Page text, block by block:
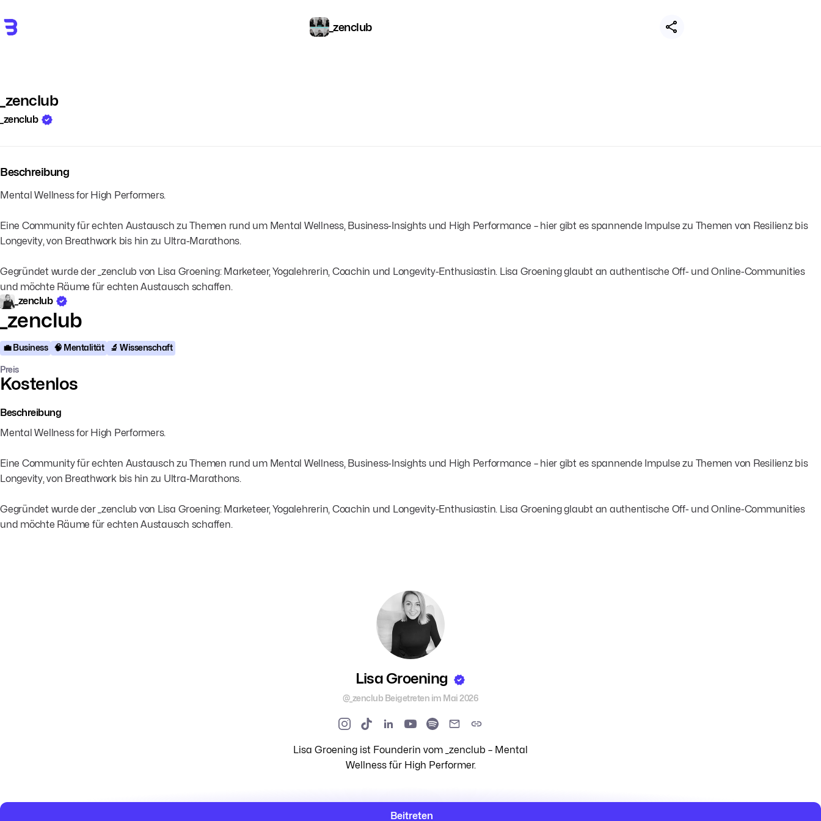
_zenclub
_zenclub
_zenclub
Beschreibung
Mental Wellness for High Performers.
Eine Community für echten Austausch zu Themen rund um Mental Wellness, Business-Insights und High Performance – hier gibt es spannende Impulse zu Themen von Resilienz bis
Longevity, von Breathwork bis hin zu Ultra-Marathons.
Gegründet wurde der _zenclub von Lisa Groening: Marketeer, Yogalehrerin, Coachin und Longevity-Enthusiastin. Lisa Groening glaubt an authentische Off- und Online-Communities
und möchte Räume für echten Austausch schaffen.
_zenclub
_zenclub
💼 Business 🧠 Mentalität 🔬 Wissenschaft
Preis
Kostenlos
Beschreibung
Mental Wellness for High Performers.
Eine Community für echten Austausch zu Themen rund um Mental Wellness, Business-Insights und High Performance – hier gibt es spannende Impulse zu Themen von Resilienz bis
Longevity, von Breathwork bis hin zu Ultra-Marathons.
Gegründet wurde der _zenclub von Lisa Groening: Marketeer, Yogalehrerin, Coachin und Longevity-Enthusiastin. Lisa Groening glaubt an authentische Off- und Online-Communities
und möchte Räume für echten Austausch schaffen.
Lisa Groening
@_zenclub Beigetreten im Mai 2026
Lisa Groening ist Founderin vom _zenclub – Mental
Wellness für High Performer.
Beitreten